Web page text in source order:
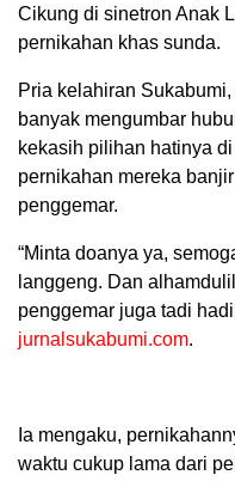
Cikung di sinetron Anak
pernikahan khas sunda.
Pria kelahiran
banyak mengumbar
kekasih pilihan hatinya
pernikahan mereka
penggemar.
“Minta doanya ya,
langgeng. Dan
penggemar juga tadi
jurnalsukabumi.com.
Ia mengaku,
waktu cukup lama dari